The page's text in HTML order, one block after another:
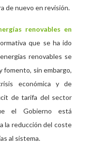
de nuevo en revisión.
renovables en
que se ha ido
renovables se
fomento, sin embargo,
económica y de
de tarifa del sector
el Gobierno está
la reducción del coste
al sistema.